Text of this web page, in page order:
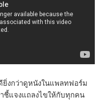
งกว่าดูหนังในแพลทฟอร์ม
ชี้แจงแถลงไขให้กับทุกคน